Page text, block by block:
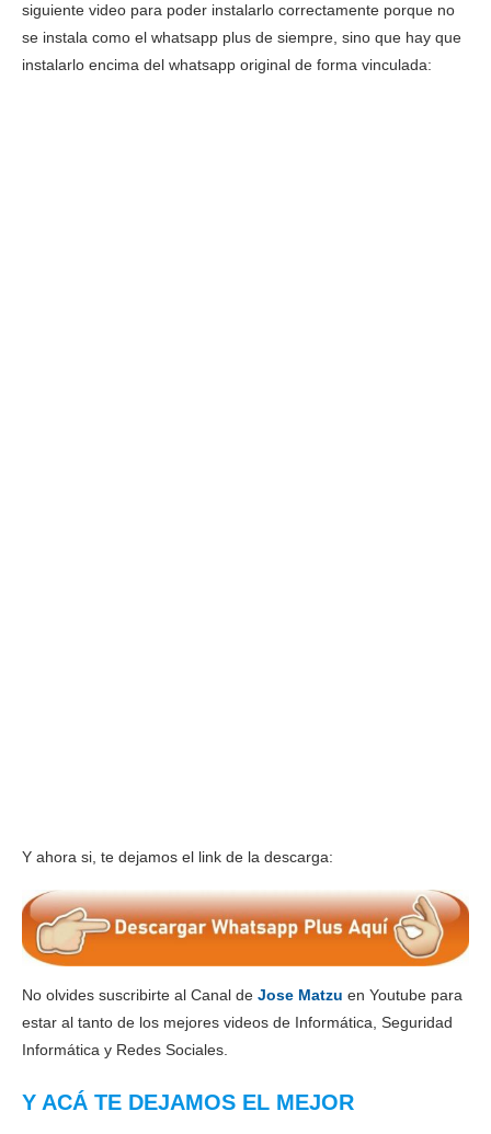
siguiente video para poder instalarlo correctamente porque no
se instala como el whatsapp plus de siempre, sino que hay que
instalarlo encima del whatsapp original de forma vinculada:
Y ahora si, te dejamos el link de la descarga:
No olvides suscribirte al Canal de Jose Matzu en Youtube para
estar al tanto de los mejores videos de Informática, Seguridad
Informática y Redes Sociales.
Y ACÁ TE DEJAMOS EL MEJOR